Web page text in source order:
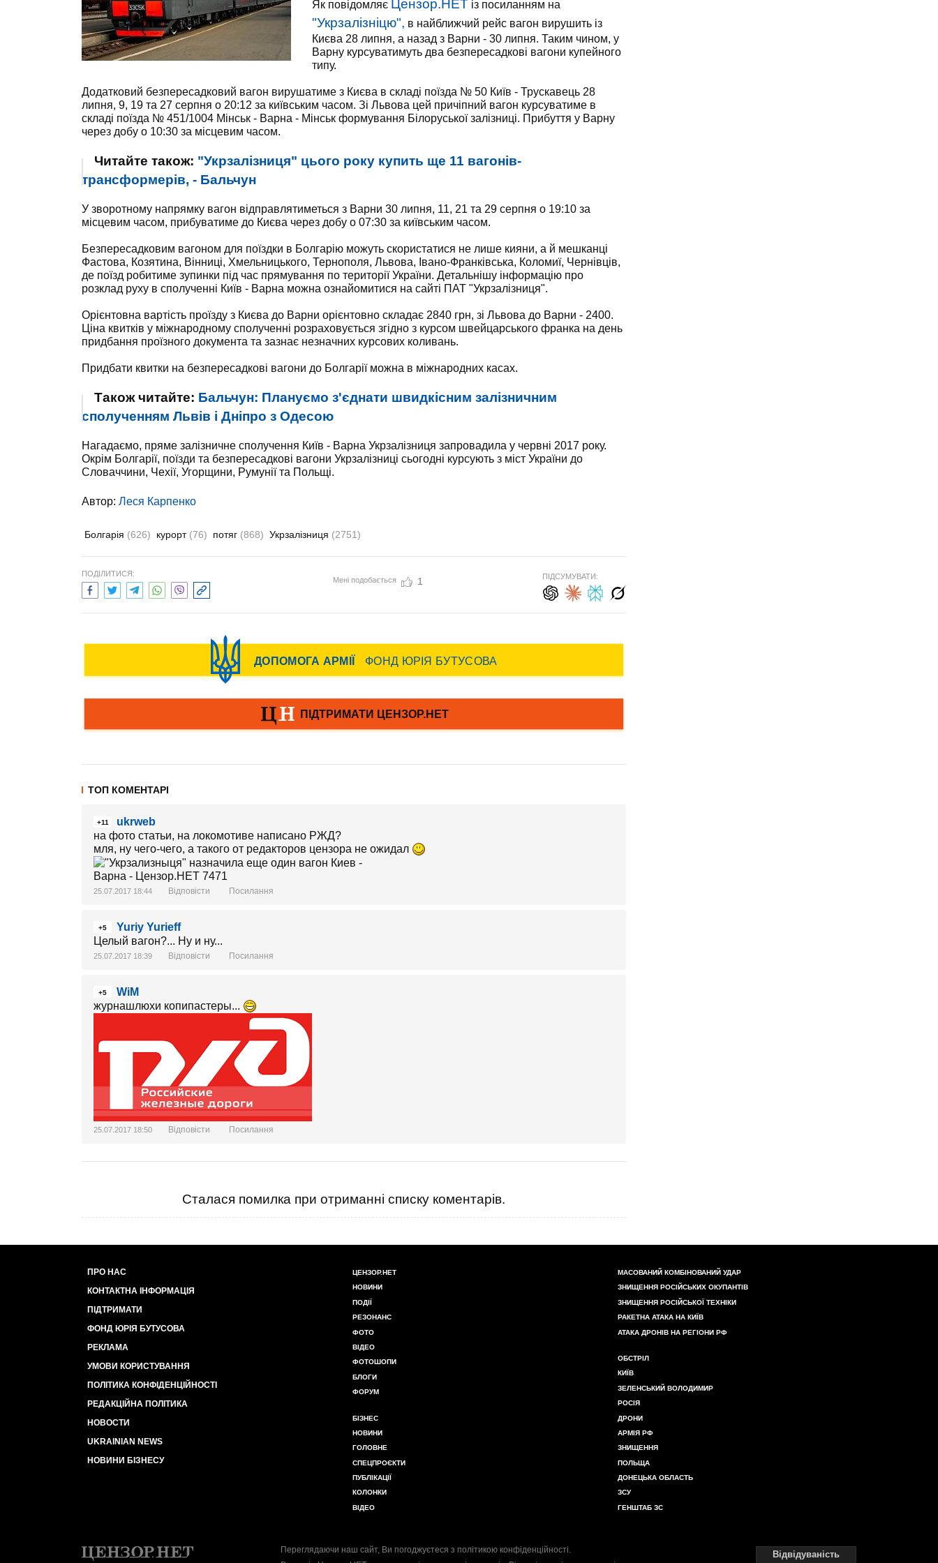
Як повідомляє Цензор.НЕТ із посиланням на
"Укрзалізніцю", в найближчий рейс вагон вирушить із
Києва 28 липня, а назад з Варни - 30 липня. Таким чином, у
Варну курсуватимуть два безпересадкові вагони купейного
типу.
Додатковий безпересадковий вагон вирушатиме з Києва в складі поїзда № 50 Київ - Трускавець 28
липня, 9, 19 та 27 серпня о 20:12 за київським часом. Зі Львова цей причіпний вагон курсуватиме в
складі поїзда № 451/1004 Мінськ - Варна - Мінськ формування Білоруської залізниці. Прибуття у Варну
через добу о 10:30 за місцевим часом.
Читайте також: "Укрзалізниця" цього року купить ще 11 вагонів-
трансформерів, - Бальчун
У зворотному напрямку вагон відправлятиметься з Варни 30 липня, 11, 21 та 29 серпня о 19:10 за
місцевим часом, прибуватиме до Києва через добу о 07:30 за київським часом.
Безпересадковим вагоном для поїздки в Болгарію можуть скористатися не лише кияни, а й мешканці
Фастова, Козятина, Вінниці, Хмельницького, Тернополя, Львова, Івано-Франківська, Коломиї, Чернівців,
де поїзд робитиме зупинки під час прямування по території України. Детальнішу інформацію про
розклад руху в сполученні Київ - Варна можна ознайомитися на сайті ПАТ "Укрзалізниця".
Орієнтовна вартість проїзду з Києва до Варни орієнтовно складає 2840 грн, зі Львова до Варни - 2400.
Ціна квитків у міжнародному сполученні розраховується згідно з курсом швейцарського франка на день
придбання проїзного документа та зазнає незначних курсових коливань.
Придбати квитки на безпересадкові вагони до Болгарії можна в міжнародних касах.
Також читайте: Бальчун: Плануємо з'єднати швидкісним залізничним
сполученням Львів і Дніпро з Одесою
Нагадаємо, пряме залізничне сполучення Київ - Варна Укрзалізниця запровадила у червні 2017 року.
Окрім Болгарії, поїзди та безпересадкові вагони Укрзалізниці сьогодні курсують з міст України до
Словаччини, Чехії, Угорщини, Румунії та Польщі.
Автор: Леся Карпенко
Болгарія (626) курорт (76) потяг (868) Укрзалізниця (2751)
ПОДІЛИТИСЯ:
Мені подобається 1 ПІДСУМУВАТИ:
ТОП КОМЕНТАРІ
+11
ukrweb
на фото статьи, на локомотиве написано РЖД?
мля, ну чего-чего, а такого от редакторов цензора не ожидал
25.07.2017 18:44 Відповісти Посилання
+5
Yuriy Yurieff
Целый вагон?... Ну и ну...
25.07.2017 18:39 Відповісти Посилання
+5
WiM
журнашлюхи копипастеры...
25.07.2017 18:50 Відповісти Посилання
Сталася помилка при отриманні списку коментарів.
ПРО НАС
КОНТАКТНА ІНФОРМАЦІЯ
ПІДТРИМАТИ
ФОНД ЮРІЯ БУТУСОВА
РЕКЛАМА
УМОВИ КОРИСТУВАННЯ
ПОЛІТИКА КОНФІДЕНЦІЙНОСТІ
РЕДАКЦІЙНА ПОЛІТИКА
НОВОСТИ
UKRAINIAN NEWS
НОВИНИ БІЗНЕСУ
ЦЕНЗОР.НЕТ
НОВИНИ
ПОДІЇ
РЕЗОНАНС
ФОТО
ВІДЕО
ФОТОШОПИ
БЛОГИ
ФОРУМ
БІЗНЕС
НОВИНИ
ГОЛОВНЕ
СПЕЦПРОЄКТИ
ПУБЛІКАЦІЇ
КОЛОНКИ
ВІДЕО
МАСОВАНИЙ КОМБІНОВАНИЙ УДАР
ЗНИЩЕННЯ РОСІЙСЬКИХ ОКУПАНТІВ
ЗНИЩЕННЯ РОСІЙСЬКОЇ ТЕХНІКИ
РАКЕТНА АТАКА НА КИЇВ
АТАКА ДРОНІВ НА РЕГІОНИ РФ
ОБСТРІЛ
КИЇВ
ЗЕЛЕНСЬКИЙ ВОЛОДИМИР
РОСІЯ
ДРОНИ
АРМІЯ РФ
ЗНИЩЕННЯ
ПОЛЬЩА
ДОНЕЦЬКА ОБЛАСТЬ
ЗСУ
ГЕНШТАБ ЗС
Переглядаючи наш сайт, Ви погоджуєтеся з політикою конфіденційності.
Відвідуваність